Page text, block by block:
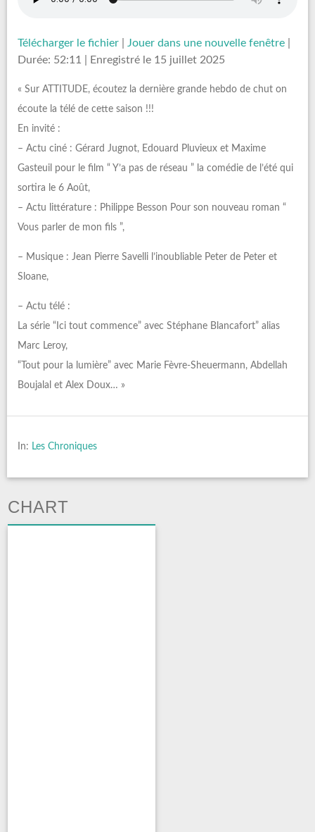
Télécharger le fichier Jouer dans une nouvelle fenêtre
Durée: 52:11
Enregistré le 15 juillet 2025
« Sur ATTITUDE, écoutez la dernière grande hebdo de chut on
écoute la télé de cette saison !!!
En invité :
– Actu ciné : Gérard Jugnot, Edouard Pluvieux et Maxime
Gasteuil pour le film “ Y’a pas de réseau ” la comédie de l’été qui
sortira le 6 Août,
– Actu littérature : Philippe Besson Pour son nouveau roman “
Vous parler de mon fils ”,
– Musique : Jean Pierre Savelli l’inoubliable Peter de Peter et
Sloane,
– Actu télé :
La série “Ici tout commence” avec Stéphane Blancafort” alias
Marc Leroy,
“Tout pour la lumière” avec Marie Fèvre-Sheuermann, Abdellah
Boujalal et Alex Doux… »
In: Les Chroniques
CHART